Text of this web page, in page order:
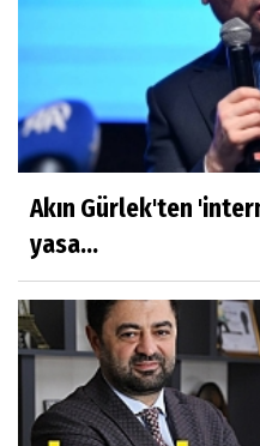
Akın Gürlek'ten
yasa...